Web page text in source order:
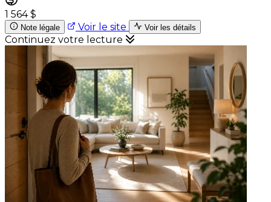
1 564 $
Note légale Voir le site Voir les détails
Continuez votre lecture